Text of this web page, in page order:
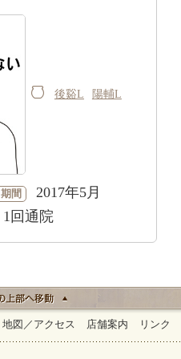
後谿L 陽輔L
期間 2017年5月
1回通院
地図／アクセス 店舗案内 リンク